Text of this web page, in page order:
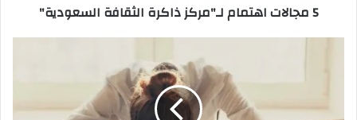
5 مجالات اهتمام لـ"مركز ذاكرة الثقافة السعودية"
يترك